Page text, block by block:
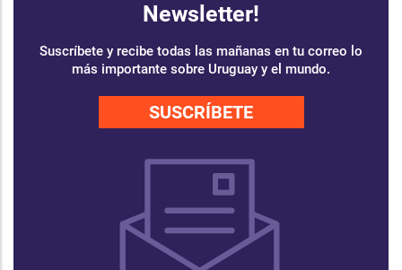
Newsletter!
Suscríbete y recibe todas las mañanas en tu correo lo
más importante sobre Uruguay y el mundo.
SUSCRÍBETE